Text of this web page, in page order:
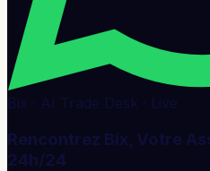
Bix · AI Trade Desk · Live
Rencontrez Bix, Votre
24h/24